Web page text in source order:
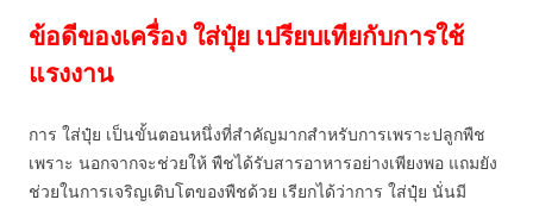
ข้อดีของเครื่อง ใส่ปุ๋ย เปรียบเทียกับการใช้
แรงงาน
การ ใส่ปุ๋ย เป็นขั้นตอนหนึ่งที่สำคัญมากสำหรับการเพราะปลูกพืช
เพราะ นอกจากจะช่วยให้ พืชได้รับสารอาหารอย่างเพียงพอ แถมยัง
ช่วยในการเจริญเติบโตของพืชด้วย เรียกได้ว่าการ ใส่ปุ๋ย นั่นมี